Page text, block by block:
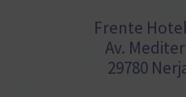
Frente
Av.
29780